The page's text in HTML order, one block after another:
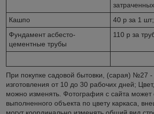
Кашпо
40 р за 1 шт;
Фундамент асбесто-
цементные трубы
110 р за
При покупке садовой бытовки, (сарая) №27 -
изготовления от 10 до 30 рабочих дней;
можно изменять. Фотография с сайта может
выполненного объекта по цвету каркаса,
могут координально изменять общий вид